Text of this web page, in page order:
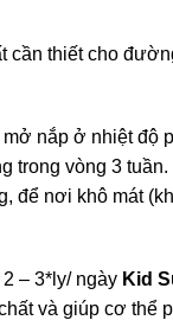
cần thiết cho
nắp ở nhiệt độ
trong vòng 3
để nơi khô mát
– 3*ly/ ngày Kid
và giúp cơ thể